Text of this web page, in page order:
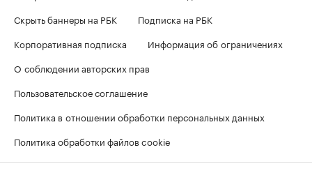
Скрыть баннеры на РБК
Подписка на РБК
Корпоративная подписка
Информация об ограничениях
О соблюдении авторских прав
Пользовательское соглашение
Политика в отношении обработки персональных данных
Политика обработки файлов cookie